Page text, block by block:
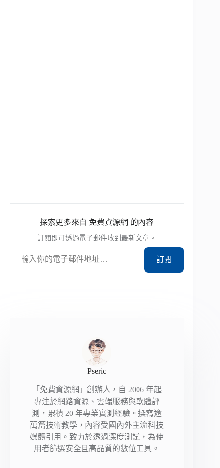
探索更多來自 免費資源網 的內容
訂閱即可透過電子郵件收到最新文章。
訂閱
Pseric
「免費資源網」創辦人，自 2006 年起
專注於網路資源、雲端服務與軟體評
測，累積 20 年專業實測經驗。撰寫逾
萬篇技術教學，內容受國內外主流科技
媒體引用。致力於透過深度測試，為使
用者篩選安全且高品質的數位工具。